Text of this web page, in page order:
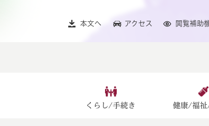
本文へ アクセス 閲覧補助
くらし/手続き 健康/福祉